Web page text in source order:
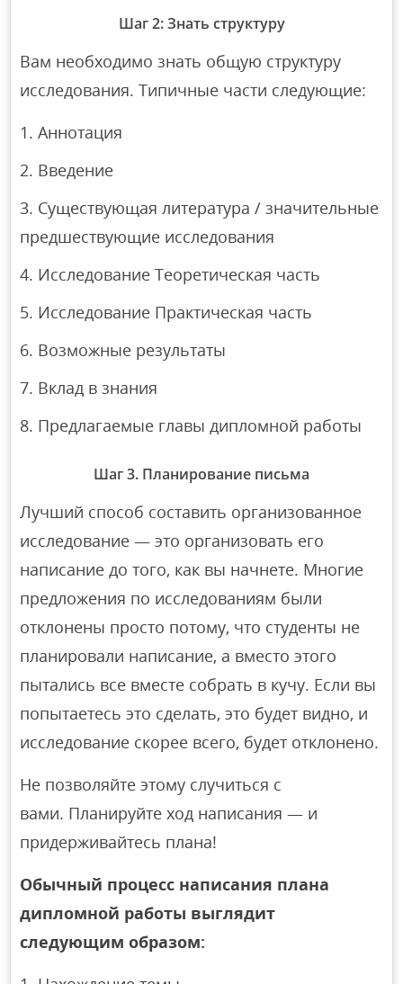
Шаг 2: Знать структуру
Вам необходимо знать общую структуру
исследования. Типичные части следующие:
Аннотация
Введение
Существующая литература / значительные
предшествующие исследования
Исследование Теоретическая часть
Исследование Практическая часть
Возможные результаты
Вклад в знания
Предлагаемые главы дипломной работы
Шаг 3. Планирование письма
Лучший способ составить организованное
исследование — это организовать его
написание до того, как вы начнете. Многие
предложения по исследованиям были
отклонены просто потому, что студенты не
планировали написание, а вместо этого
пытались все вместе собрать в кучу. Если вы
попытаетесь это сделать, это будет видно, и
исследование скорее всего, будет отклонено.
Не позволяйте этому случиться с
вами. Планируйте ход написания — и
придерживайтесь плана!
Обычный процесс написания плана
дипломной работы выглядит
следующим образом: